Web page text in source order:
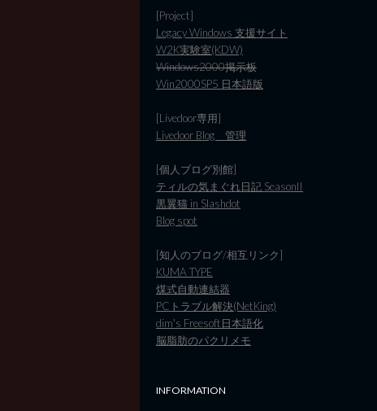
[Project]
Legacy Windows 支援サイト
W2K実験室(KDW)
Windows2000掲示板
Win2000SP5 日本語版
[Livedoor専用]
Livedoor Blog 管理
[個人ブログ別館]
ティルの気まぐれ日記 SeasonII
黒翼猫 in Slashdot
Blog spot
[知人のブログ/相互リンク]
KUMA TYPE
煤式自動連結器
PCトラブル解決(NetKing)
dim's Freesoft日本語化
脳脂肪のパクリメモ
INFORMATION